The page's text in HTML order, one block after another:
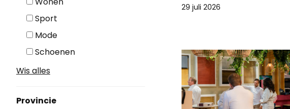
Sport
Mode
Schoenen
Wis alles
Provincie
29 juli 2026